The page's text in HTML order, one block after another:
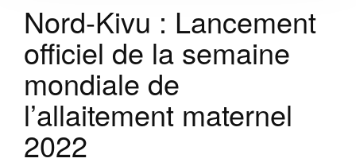
Nord-Kivu : Lancement
officiel de la semaine
mondiale de
l’allaitement maternel
2022